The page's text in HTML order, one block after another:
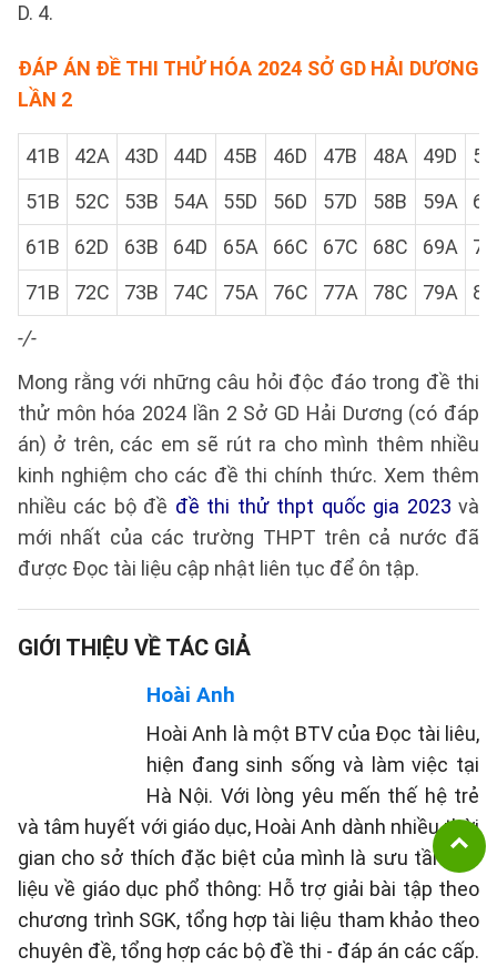
D. 4.
ĐÁP ÁN ĐỀ THI THỬ HÓA 2024 SỞ GD HẢI DƯƠNG
LẦN 2
41B 42A 43D 44D 45B 46D 47B 48A 49D
51B
52C 53B 54A 55D 56D 57D 58B 59A
61B
62D 63B 64D 65A 66C 67C 68C 69A
71B
72C 73B 74C 75A 76C 77A 78C 79A
-/-
Mong rằng với những câu hỏi độc đáo trong đề thi
thử môn hóa 2024 lần 2 Sở GD Hải Dương (có đáp
án) ở trên, các em sẽ rút ra cho mình thêm nhiều
kinh nghiệm cho các đề thi chính thức. Xem thêm
nhiều các bộ đề đề thi thử thpt quốc gia 2023 và
mới nhất của các trường THPT trên cả nước đã
được Đọc tài liệu cập nhật liên tục để ôn tập.
GIỚI THIỆU VỀ TÁC GIẢ
Hoài Anh
Hoài Anh là một BTV của Đọc tài liêu,
hiện đang sinh sống và làm việc tại
Hà Nội. Với lòng yêu mến thế hệ trẻ
và tâm huyết với giáo dục, Hoài Anh dành nhiều thời
gian cho sở thích đặc biệt của mình là sưu tầm tài
liệu về giáo dục phổ thông: Hỗ trợ giải bài tập theo
chương trình SGK, tổng hợp tài liệu tham khảo theo
chuyên đề, tổng hợp các bộ đề thi - đáp án các cấp.